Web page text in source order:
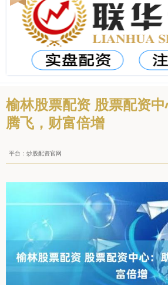
榆林股票配资 股票配资
腾飞，财富倍增
平台：炒股配资官网